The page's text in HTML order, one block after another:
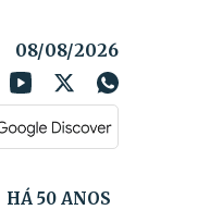
08/08/2026
HÁ 50 ANOS